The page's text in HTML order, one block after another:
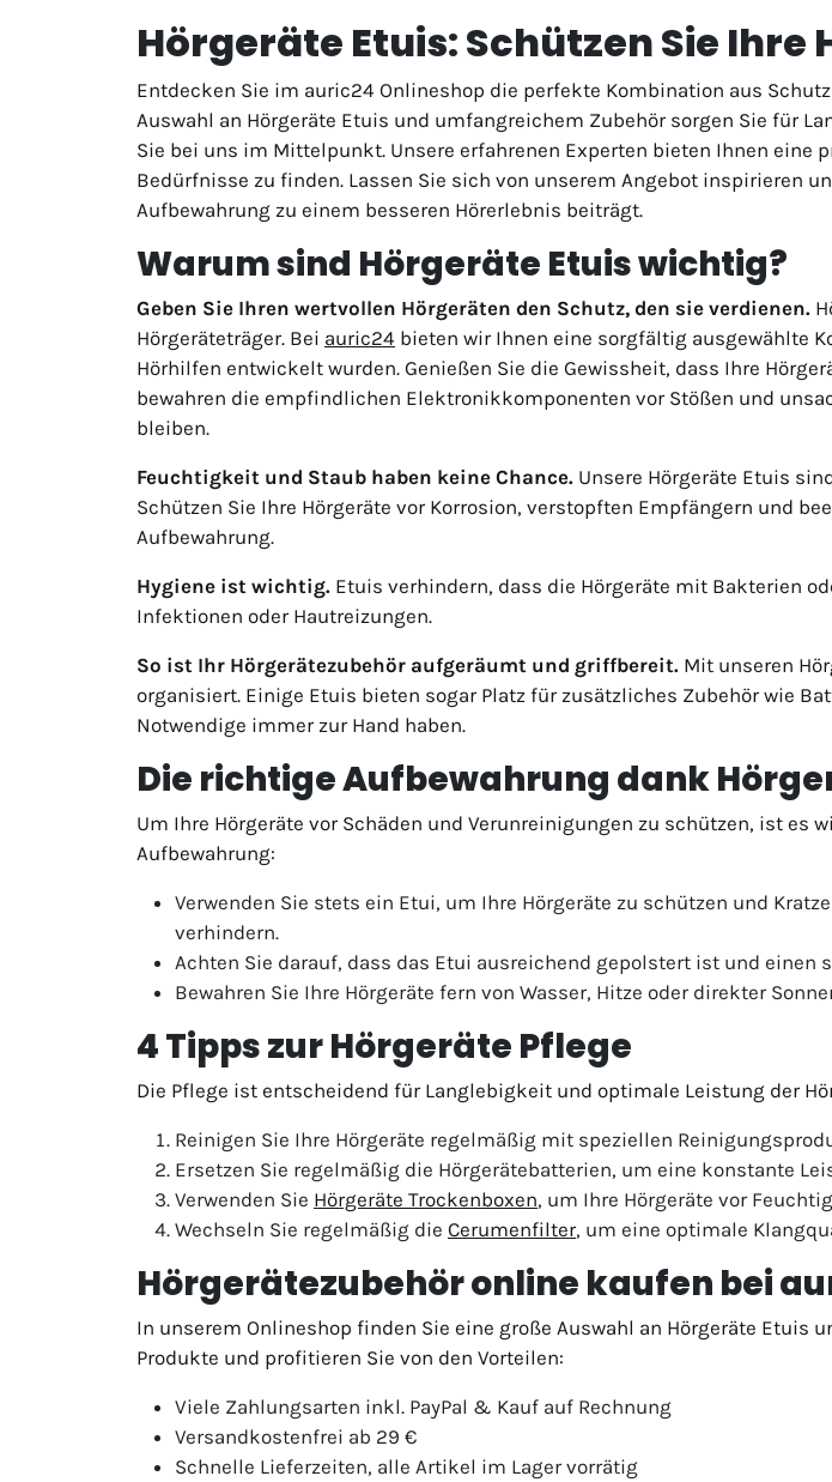
Hörgeräte Etuis: Schützen Sie
Entdecken Sie im auric24 Onlineshop die perfekte Kombination aus
Auswahl an Hörgeräte Etuis und umfangreichem Zubehör sorgen Sie für
Sie bei uns im Mittelpunkt. Unsere erfahrenen Experten bieten Ihnen eine
Bedürfnisse zu finden. Lassen Sie sich von unserem Angebot inspirieren
Aufbewahrung zu einem besseren Hörerlebnis beiträgt.
Warum sind Hörgeräte Etuis wichtig?
Geben Sie Ihren wertvollen Hörgeräten den Schutz, den sie verdienen.
Hörgeräteträger. Bei auric24 bieten wir Ihnen eine sorgfältig ausgewählte
Hörhilfen entwickelt wurden. Genießen Sie die Gewissheit, dass Ihre
bewahren die empfindlichen Elektronikkomponenten vor Stößen und
bleiben.
Feuchtigkeit und Staub haben keine Chance. Unsere Hörgeräte Etuis
Schützen Sie Ihre Hörgeräte vor Korrosion, verstopften Empfängern und
Aufbewahrung.
Hygiene ist wichtig. Etuis verhindern, dass die Hörgeräte mit Bakterien
Infektionen oder Hautreizungen.
So ist Ihr Hörgerätezubehör aufgeräumt und griffbereit. Mit unseren
organisiert. Einige Etuis bieten sogar Platz für zusätzliches Zubehör wie
Notwendige immer zur Hand haben.
Die richtige Aufbewahrung dank
Um Ihre Hörgeräte vor Schäden und Verunreinigungen zu schützen, ist es
Aufbewahrung:
Verwenden Sie stets ein Etui, um Ihre Hörgeräte zu schützen und
verhindern.
Achten Sie darauf, dass das Etui ausreichend gepolstert ist und einen
Bewahren Sie Ihre Hörgeräte fern von Wasser, Hitze oder direkter
4 Tipps zur Hörgeräte Pflege
Die Pflege ist entscheidend für Langlebigkeit und optimale Leistung der
Reinigen Sie Ihre Hörgeräte regelmäßig mit speziellen
Ersetzen Sie regelmäßig die Hörgerätebatterien, um eine konstante
Verwenden Sie Hörgeräte Trockenboxen, um Ihre Hörgeräte vor
Wechseln Sie regelmäßig die Cerumenfilter, um eine optimale
Hörgerätezubehör online kaufen bei
In unserem Onlineshop finden Sie eine große Auswahl an Hörgeräte
Produkte und profitieren Sie von den Vorteilen:
Viele Zahlungsarten inkl. PayPal & Kauf auf Rechnung
Versandkostenfrei ab 29 €
Schnelle Lieferzeiten, alle Artikel im Lager vorrätig